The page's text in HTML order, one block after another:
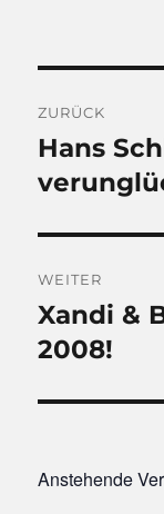
ZURÜCK
Vorheriger
Beitrag:
Hans
WEITER
Nächster
Beitrag:
Xandi &
2008!
Anstehende